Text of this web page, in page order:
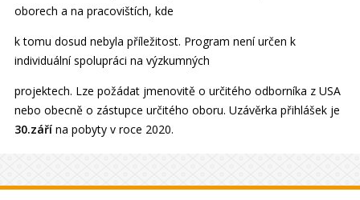
oborech a na pracovištích, kde
k tomu dosud nebyla příležitost. Program není určen k
individuální spolupráci na výzkumných
projektech. Lze požádat jmenovitě o určitého odborníka z USA
nebo obecně o zástupce určitého oboru. Uzávěrka přihlášek je
30.zářína pobyty v roce 2020.